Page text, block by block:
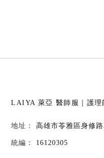
LAIYA 萊亞 醫師服｜護
高雄市苓雅區身修路
16120305